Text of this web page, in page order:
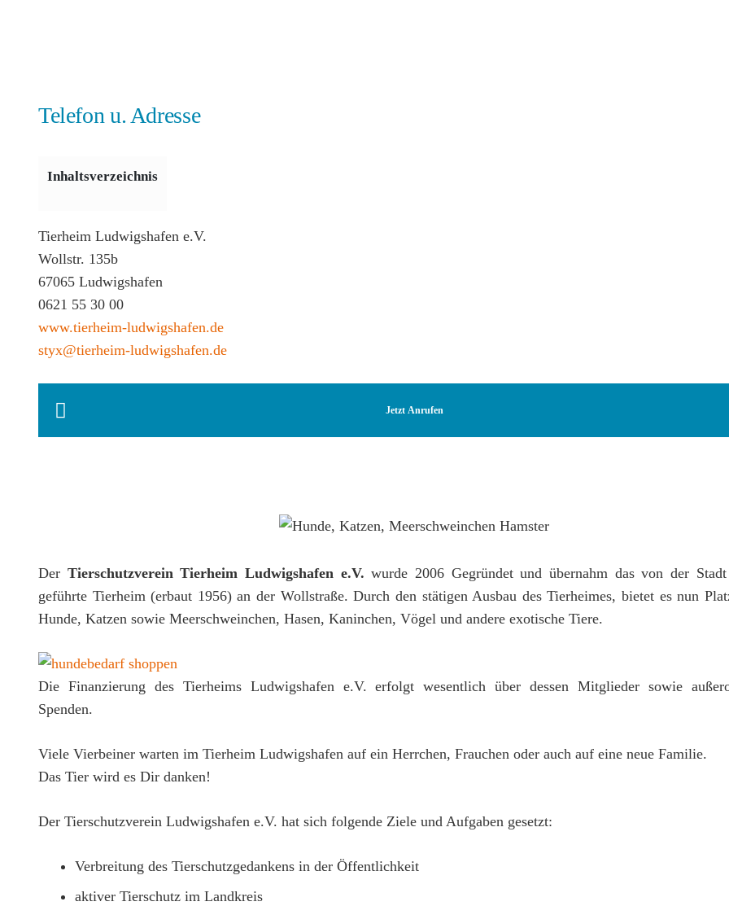
Telefon u. Adresse
Inhaltsverzeichnis
Tierheim Ludwigshafen e.V.
Wollstr. 135b
67065 Ludwigshafen
0621 55 30 00
www.tierheim-ludwigshafen.de
styx@tierheim-ludwigshafen.de
Jetzt Anrufen
Der Tierschutzverein Tierheim Ludwigshafen e.V. wurde 2006 Gegründet und übernahm das von der
geführte Tierheim (erbaut 1956) an der Wollstraße. Durch den stätigen Ausbau des Tierheimes, bietet es nun
Hunde, Katzen sowie Meerschweinchen, Hasen, Kaninchen, Vögel und andere exotische Tiere.
Die Finanzierung des Tierheims Ludwigshafen e.V. erfolgt wesentlich über dessen Mitglieder sowie
Spenden.
Viele Vierbeiner warten im Tierheim Ludwigshafen auf ein Herrchen, Frauchen oder auch auf eine neue Familie.
Das Tier wird es Dir danken!
Der Tierschutzverein Ludwigshafen e.V. hat sich folgende Ziele und Aufgaben gesetzt:
Verbreitung des Tierschutzgedankens in der Öffentlichkeit
aktiver Tierschutz im Landkreis